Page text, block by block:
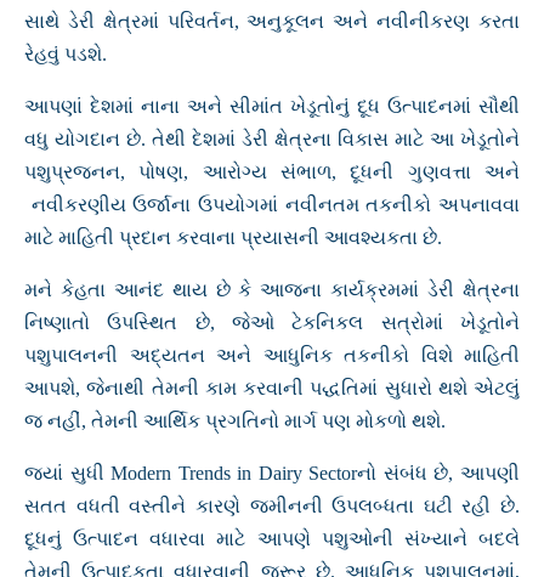
સાથે ડેરી ક્ષેત્રમાં પરિવર્તન, અનુકૂલન અને નવીનીકરણ કરતા
રેહવું પડશે.
આપણાં દેશમાં નાના અને સીમાંત ખેડૂતોનું દૂધ ઉત્પાદનમાં સૌથી
વધુ યોગદાન છે. તેથી દેશમાં ડેરી ક્ષેત્રના વિકાસ માટે આ ખેડૂતોને
પશુપ્રજનન, પોષણ, આરોગ્ય સંભાળ, દૂધની ગુણવત્તા અને
નવીકરણીય ઉર્જાના ઉપયોગમાં નવીનતમ તકનીકો અપનાવવા
માટે માહિતી પ્રદાન કરવાના પ્રયાસની આવશ્યકતા છે.
મને કેહતા આનંદ થાય છે કે આજના કાર્યક્રમમાં ડેરી ક્ષેત્રના
નિષ્ણાતો ઉપસ્થિત છે, જેઓ ટેકનિકલ સત્રોમાં ખેડૂતોને
પશુપાલનની અદ્યતન અને આધુનિક તકનીકો વિશે માહિતી
આપશે, જેનાથી તેમની કામ કરવાની પદ્ધતિમાં સુધારો થશે એટલું
જ નહીં, તેમની આર્થિક પ્રગતિનો માર્ગ પણ મોકળો થશે.
જ્યાં સુધી Modern Trends in Dairy Sectorનો સંબંધ છે, આપણી
સતત વધતી વસ્તીને કારણે જમીનની ઉપલબ્ધતા ઘટી રહી છે.
દૂધનું ઉત્પાદન વધારવા માટે આપણે પશુઓની સંખ્યાને બદલે
તેમની ઉત્પાદકતા વધારવાની જરૂર છે. આધુનિક પશુપાલનમાં,